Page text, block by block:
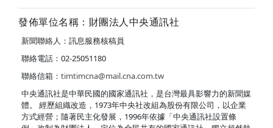
發佈單位名稱：財團法人中央通訊社
新聞聯絡人：訊息服務核稿員
聯絡電話：02-25051180
聯絡信箱： timtimcna@mail.cna.com.tw
中央通訊社是中華民國的國家通訊社，是台灣最具影響力的新聞媒
體。 經歷組織改造，1973年中央社改組為股份有限公司，以企業
方式經營；隨著民主化發展，1996年依據「中央通訊社設置條